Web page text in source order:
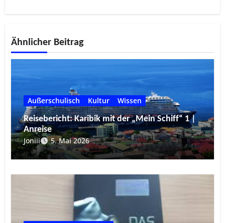
Ähnlicher Beitrag
Außerschulisch Kultur
Wissen
Reisebericht: Karibik mit der „Mein Schiff“ 1 |
Anreise
Joniii
5. Mai 2026